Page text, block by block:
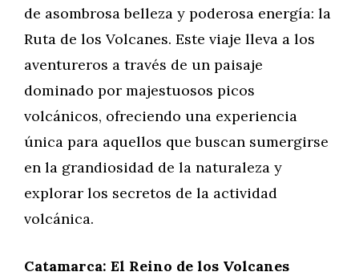
de asombrosa belleza y poderosa energía: la
Ruta de los Volcanes. Este viaje lleva a los
aventureros a través de un paisaje
dominado por majestuosos picos
volcánicos, ofreciendo una experiencia
única para aquellos que buscan sumergirse
en la grandiosidad de la naturaleza y
explorar los secretos de la actividad
volcánica.
Catamarca: El Reino de los Volcanes